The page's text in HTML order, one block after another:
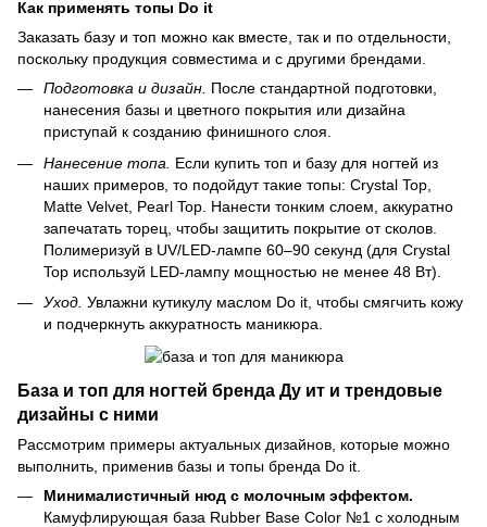
Как применять топы Do it
Заказать базу и топ можно как вместе, так и по отдельности,
поскольку продукция совместима и с другими брендами.
Подготовка и дизайн. После стандартной подготовки,
нанесения базы и цветного покрытия или дизайна
приступай к созданию финишного слоя.
Нанесение топа.
Если купить топ и базу для ногтей из
наших примеров, то подойдут такие топы: Crystal Top,
Matte Velvet, Pearl Top. Нанести тонким слоем, аккуратно
запечатать торец, чтобы защитить покрытие от сколов.
Полимеризуй в UV/LED-лампе 60–90 секунд (для Crystal
Top используй LED-лампу мощностью не менее 48 Вт).
Уход. Увлажни кутикулу маслом Do it, чтобы смягчить кожу
и подчеркнуть аккуратность маникюра.
База и топ для ногтей бренда Ду ит и трендовые
дизайны с ними
Рассмотрим примеры актуальных дизайнов, которые можно
выполнить, применив базы и топы бренда Do it.
Минималистичный нюд с молочным эффектом.
Камуфлирующая база Rubber Base Color №1 с холодным